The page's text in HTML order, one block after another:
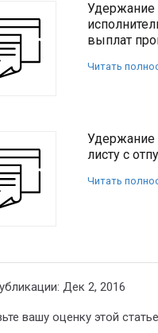
Удержание
выплат
Читать
Удержание
листу с
Читать
Дек 2, 2016
вашу оценку этой